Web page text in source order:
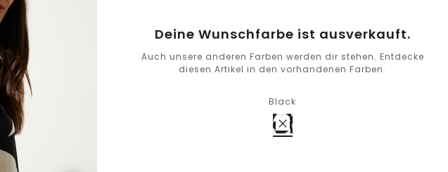
Deine Wunschfarbe ist ausverkauft.
Auch unsere anderen Farben werden dir stehen. Entdecke
diesen Artikel in den vorhandenen Farben.
Black